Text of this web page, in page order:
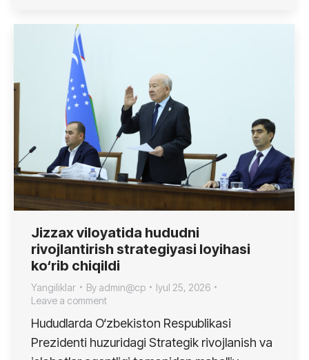
Jizzax viloyatida hududni
rivojlantirish strategiyasi loyihasi
ko‘rib chiqildi
Yangiliklar By admin@cp
Iyul 25, 2026
Leave a comment
Hududlarda O‘zbekiston Respublikasi
Prezidenti huzuridagi Strategik rivojlanish va